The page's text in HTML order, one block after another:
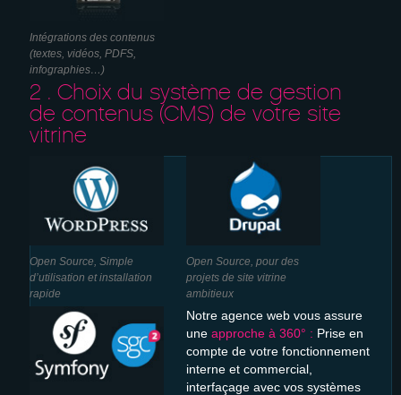
Intégrations des contenus
(textes, vidéos, PDFS,
infographies…)
2 . Choix du système de gestion
de contenus (CMS) de votre site
vitrine
Open Source, Simple
d’utilisation et installation
rapide
Open Source, pour des
projets de site vitrine
ambitieux
Notre agence web vous assure
une approche à 360° : Prise en
compte de votre fonctionnement
interne et commercial,
interfaçage avec vos systèmes